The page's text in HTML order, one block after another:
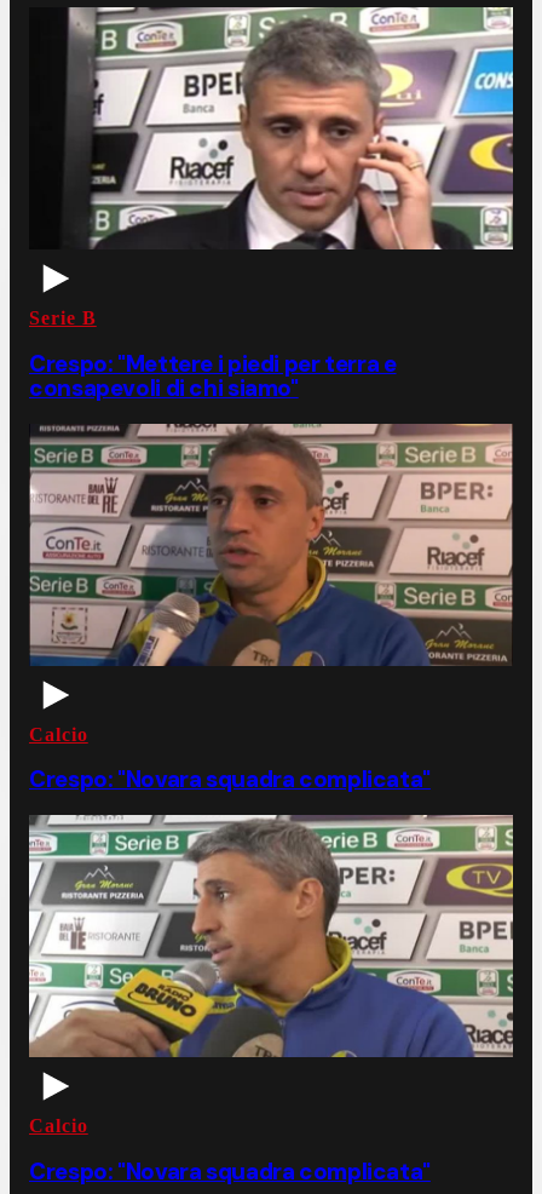
Serie B
Crespo: "Mettere i piedi per terra e
consapevoli di chi siamo"
Calcio
Crespo: "Novara squadra complicata"
Calcio
Crespo: "Novara squadra complicata"